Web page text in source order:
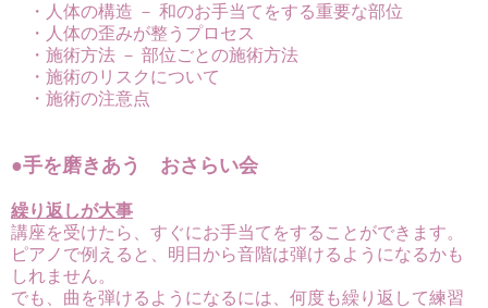
・人体の構造 － 和のお手当てをする重要な部位
・人体の歪みが整うプロセス
・施術方法 － 部位ごとの施術方法
・施術のリスクについて
・施術の注意点
●手を磨きあう おさらい会
繰り返しが大事
講座を受けたら、すぐにお手当てをすることができます。
ピアノで例えると、明日から音階は弾けるようになるかも
しれません。
でも、曲を弾けるようになるには、何度も繰り返して練習